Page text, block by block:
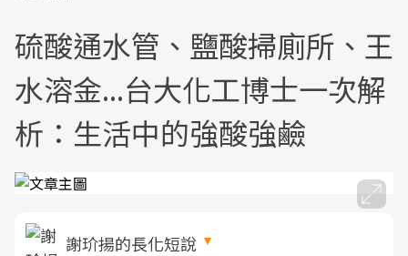
硫酸通水管、鹽酸掃廁所、王
水溶金...台大化工博士一次解
析：生活中的強酸強鹼
謝玠揚的長化短說